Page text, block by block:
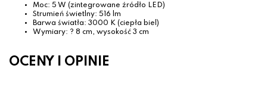
Moc: 5 W (zintegrowane źródło LED)
Strumień świetlny: 516 lm
Barwa światła: 3000 K (ciepła biel)
Wymiary: ? 8 cm, wysokość 3 cm
OCENY I OPINIE